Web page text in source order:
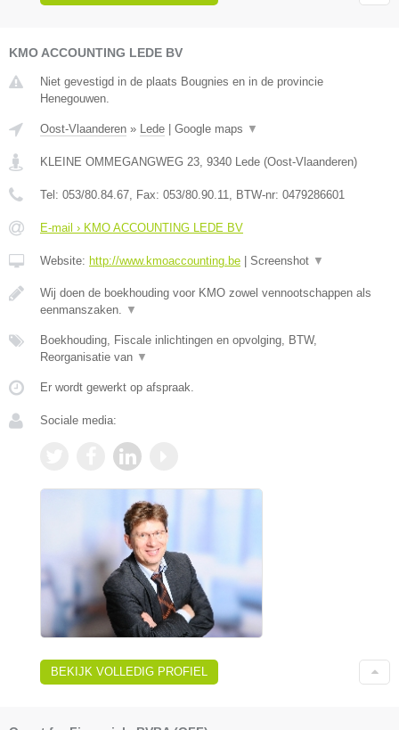
KMO ACCOUNTING LEDE BV
Niet gevestigd in de plaats Bougnies en in de provincie
Henegouwen.
Oost-Vlaanderen » Lede Google maps ▼
KLEINE OMMEGANGWEG 23 9340 Lede (Oost-Vlaanderen)
Tel: 053/80.84.67 , Fax: 053/80.90.11 , BTW-nr: 0479286601
E-mail › KMO ACCOUNTING LEDE BV
Website: http://www.kmoaccounting.be Screenshot ▼
Wij doen de boekhouding voor KMO zowel vennootschappen als
eenmanszaken.
▼
Boekhouding, Fiscale inlichtingen en opvolging, BTW,
Reorganisatie van ▼
Er wordt gewerkt op afspraak.
Sociale media:
BEKIJK VOLLEDIG PROFIEL